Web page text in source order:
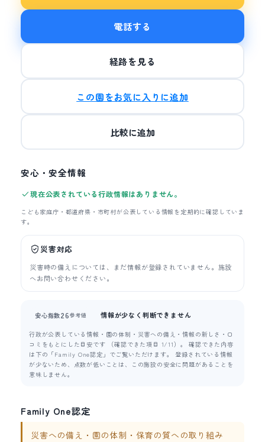
電話する
経路を見る
この園をお気に入りに追加
比較に追加
安心・安全情報
現在公表されている行政情報はありません。
こども家庭庁・都道府県・市町村が公表している情報を定期的に確認していま
す。
災害対応
災害時の備えについては、まだ情報が登録されていません。施設
へお問い合わせください。
安心指数26参考値 情報が少なく判断できません
行政が公表している情報・園の体制・災害への備え・情報の新しさ・口
コミをもとにした目安です （確認できた項目 1/11）。 確認できた内容
は下の「Family One認定」でご覧いただけます。 登録されている情報
が少ないため、点数が低いことは、この施設の安全に問題があることを
意味しません。
Family One認定
災害への備え・園の体制・保育の質への取り組み